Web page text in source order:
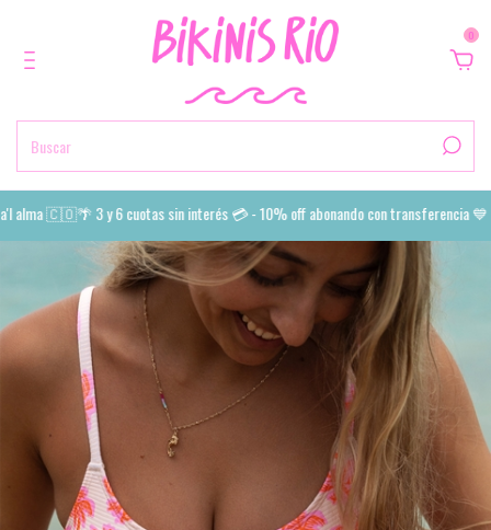
0
🇨🇴🌴 3 y 6 cuotas sin interés 💳 - 10% off abonando con transferencia 💙